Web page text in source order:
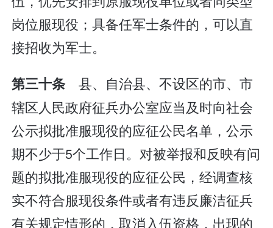
岗位服现役；具备任军士条件的，可以直
接招收为军士。
第三十条 县、自治县、不设区的市、市
辖区人民政府征兵办公室应当及时向社会
公示拟批准服现役的应征公民名单，公示
期不少于5个工作日。对被举报和反映有问
题的拟批准服现役的应征公民，经调查核
实不符合服现役条件或者有违反廉洁征兵
有关规定情形的，取消入伍资格，出现的